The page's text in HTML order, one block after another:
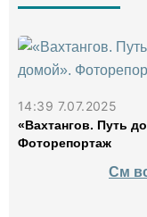
14:39 7.07.2025
«Вахтангов. Путь
Фоторепортаж
См